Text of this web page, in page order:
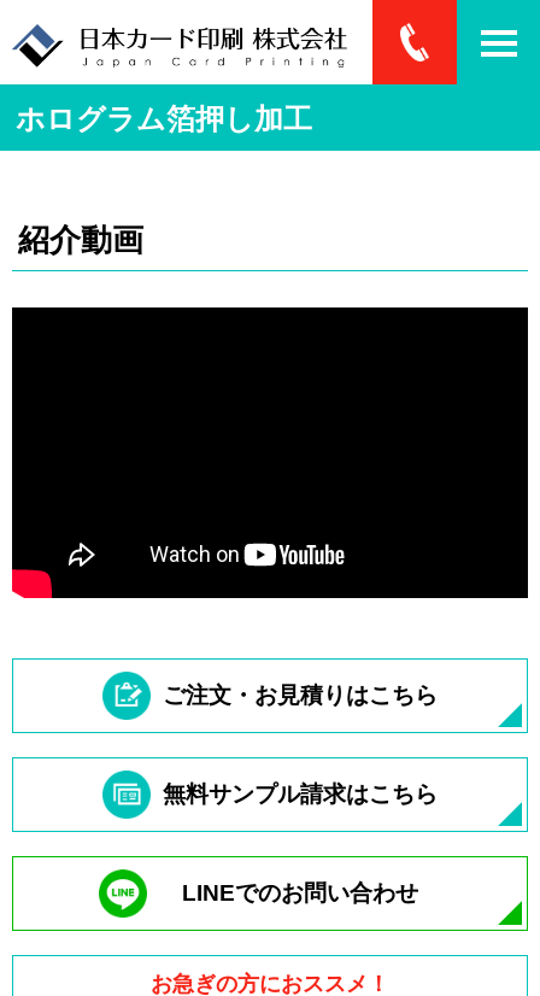
ホログラム箔押し加工
紹介動画
ご注文・お見積りはこちら
無料サンプル請求はこちら
LINEでのお問い合わせ
お急ぎの方におススメ！